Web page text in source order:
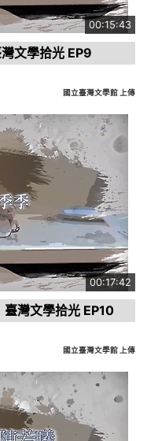
00:15:43
文學拾光 EP9
國立臺灣文學館 上傳
00:17:42
灣文學拾光 EP10
國立臺灣文學館 上傳